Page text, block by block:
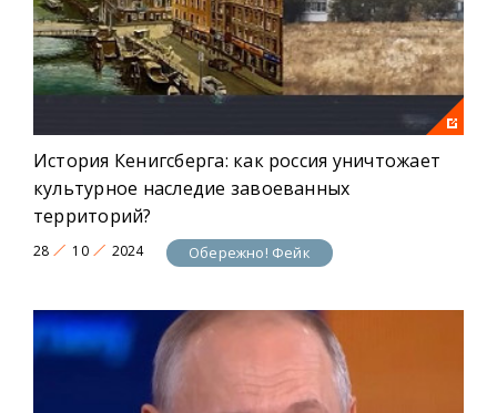
История Кенигсберга: как россия уничтожает
культурное наследие завоеванных
территорий?
28 10 2024 Обережно! Фейк